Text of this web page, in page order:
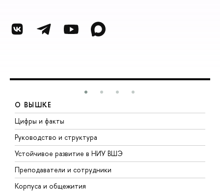
О ВЫШКЕ
Цифры и факты
Руководство и структура
Устойчивое развитие в НИУ ВШЭ
Преподаватели и сотрудники
Корпуса и общежития